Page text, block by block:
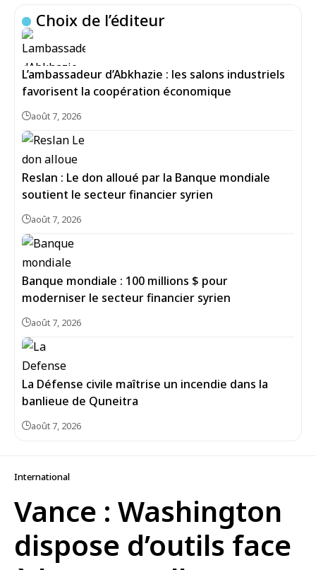
Choix de l’éditeur
L’ambassadeur d’Abkhazie : les salons industriels
favorisent la coopération économique
août 7, 2026
Reslan : Le don alloué par la Banque mondiale
soutient le secteur financier syrien
août 7, 2026
Banque mondiale : 100 millions $ pour
moderniser le secteur financier syrien
août 7, 2026
La Défense civile maîtrise un incendie dans la
banlieue de Quneitra
août 7, 2026
International
Vance : Washington
dispose d’outils face